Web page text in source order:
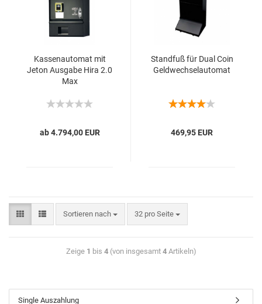
Kas­sen­au­to­mat mit
Jeton Aus­ga­be Hira 2.0
Max
ab 4.794,00 EUR
Stand­fuß für Dual Coin
Geld­wech­sel­au­to­mat
469,95 EUR
Sortieren nach 32 pro Seite
Zeige 1 bis 4(von insgesamt 4Artikeln)
Single Auszahlung